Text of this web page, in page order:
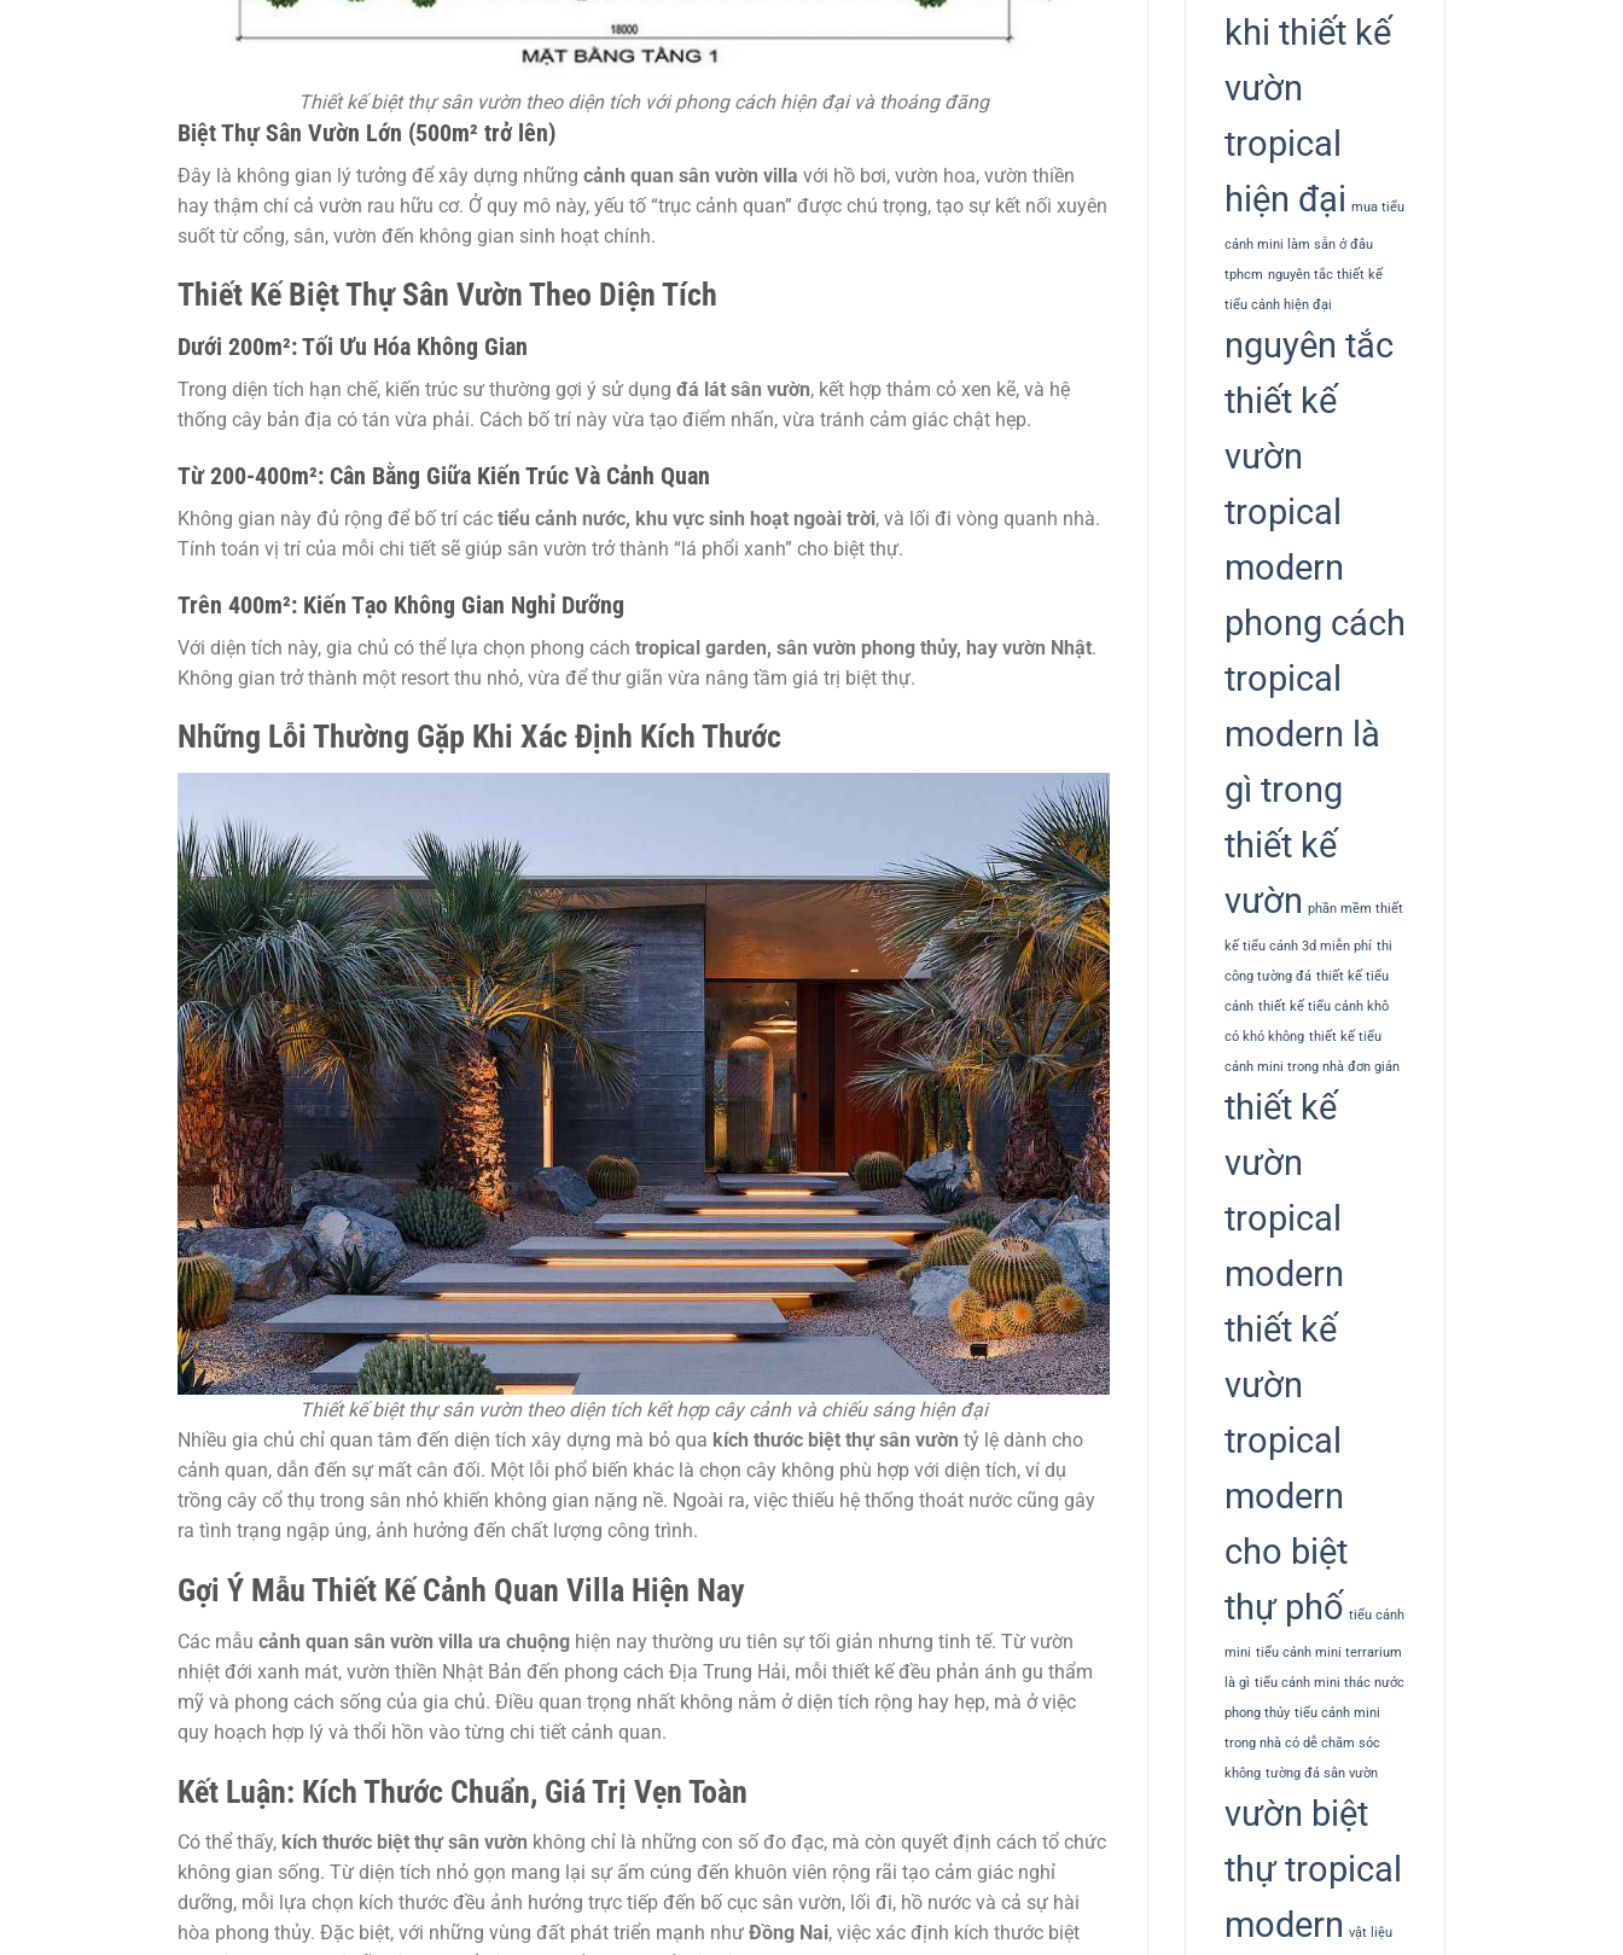
Thiết kế biệt thự sân vườn theo diện tích với phong cách hiện đại và thoáng đãng
Biệt Thự Sân Vườn Lớn (500m² trở lên)
Đây là không gian lý tưởng để xây dựng những cảnh quan sân vườn villa với hồ bơi, vườn hoa, vườn thiền
hay thậm chí cả vườn rau hữu cơ. Ở quy mô này, yếu tố “trục cảnh quan” được chú trọng, tạo sự kết nối xuyên
suốt từ cổng, sân, vườn đến không gian sinh hoạt chính.
Thiết Kế Biệt Thự Sân Vườn Theo Diện Tích
Dưới 200m²: Tối Ưu Hóa Không Gian
Trong diện tích hạn chế, kiến trúc sư thường gợi ý sử dụng đá lát sân vườn, kết hợp thảm cỏ xen kẽ, và hệ
thống cây bản địa có tán vừa phải. Cách bố trí này vừa tạo điểm nhấn, vừa tránh cảm giác chật hẹp.
Từ 200-400m²: Cân Bằng Giữa Kiến Trúc Và Cảnh Quan
Không gian này đủ rộng để bố trí các tiểu cảnh nước, khu vực sinh hoạt ngoài trời, và lối đi vòng quanh nhà.
Tính toán vị trí của mỗi chi tiết sẽ giúp sân vườn trở thành “lá phổi xanh” cho biệt thự.
Trên 400m²: Kiến Tạo Không Gian Nghỉ Dưỡng
Với diện tích này, gia chủ có thể lựa chọn phong cách tropical garden, sân vườn phong thủy, hay vườn Nhật.
Không gian trở thành một resort thu nhỏ, vừa để thư giãn vừa nâng tầm giá trị biệt thự.
Những Lỗi Thường Gặp Khi Xác Định Kích Thước
Thiết kế biệt thự sân vườn theo diện tích kết hợp cây cảnh và chiếu sáng hiện đại
Nhiều gia chủ chỉ quan tâm đến diện tích xây dựng mà bỏ qua kích thước biệt thự sân vườn tỷ lệ dành cho
cảnh quan, dẫn đến sự mất cân đối. Một lỗi phổ biến khác là chọn cây không phù hợp với diện tích, ví dụ
trồng cây cổ thụ trong sân nhỏ khiến không gian nặng nề. Ngoài ra, việc thiếu hệ thống thoát nước cũng gây
ra tình trạng ngập úng, ảnh hưởng đến chất lượng công trình.
Gợi Ý Mẫu Thiết Kế Cảnh Quan Villa Hiện Nay
Các mẫu cảnh quan sân vườn villa ưa chuộng hiện nay thường ưu tiên sự tối giản nhưng tinh tế. Từ vườn
nhiệt đới xanh mát, vườn thiền Nhật Bản đến phong cách Địa Trung Hải, mỗi thiết kế đều phản ánh gu thẩm
mỹ và phong cách sống của gia chủ. Điều quan trọng nhất không nằm ở diện tích rộng hay hẹp, mà ở việc
quy hoạch hợp lý và thổi hồn vào từng chi tiết cảnh quan.
Kết Luận: Kích Thước Chuẩn, Giá Trị Vẹn Toàn
Có thể thấy, kích thước biệt thự sân vườn không chỉ là những con số đo đạc, mà còn quyết định cách tổ chức
không gian sống. Từ diện tích nhỏ gọn mang lại sự ấm cúng đến khuôn viên rộng rãi tạo cảm giác nghỉ
dưỡng, mỗi lựa chọn kích thước đều ảnh hưởng trực tiếp đến bố cục sân vườn, lối đi, hồ nước và cả sự hài
hòa phong thủy. Đặc biệt, với những vùng đất phát triển mạnh như Đồng Nai, việc xác định kích thước biệt
khi thiết kế
vườn
tropical
hiện đại mua tiểu
cảnh mini làm sẵn ở đâu
tphcm nguyên tắc thiết kế
tiểu cảnh hiện đại
nguyên tắc
thiết kế
vườn
tropical
modern
phong cách
tropical
modern là
gì trong
thiết kế
vườn phần mềm thiết
kế tiểu cảnh 3d miễn phí thi
công tường đá thiết kế tiểu
cảnh thiết kế tiểu cảnh khô
có khó không thiết kế tiểu
cảnh mini trong nhà đơn giản
thiết kế
vườn
tropical
modern
thiết kế
vườn
tropical
modern
cho biệt
thự phố tiểu cảnh
mini tiểu cảnh mini terrarium
là gì tiểu cảnh mini thác nước
phong thủy tiểu cảnh mini
trong nhà có dễ chăm sóc
không tường đá sân vườn
vườn biệt
thự tropical
modern vật liệu